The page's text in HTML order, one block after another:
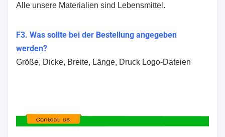
Alle unsere Materialien sind Lebensmittel.
F3. Was sollte bei der Bestellung angegeben
werden?
Größe, Dicke, Breite, Länge, Druck Logo-Dateien